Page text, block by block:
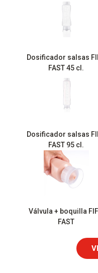
Dosificador salsas
FAST 45 cl.
Dosificador salsas
FAST 95 cl.
Válvula + boquilla
FAST